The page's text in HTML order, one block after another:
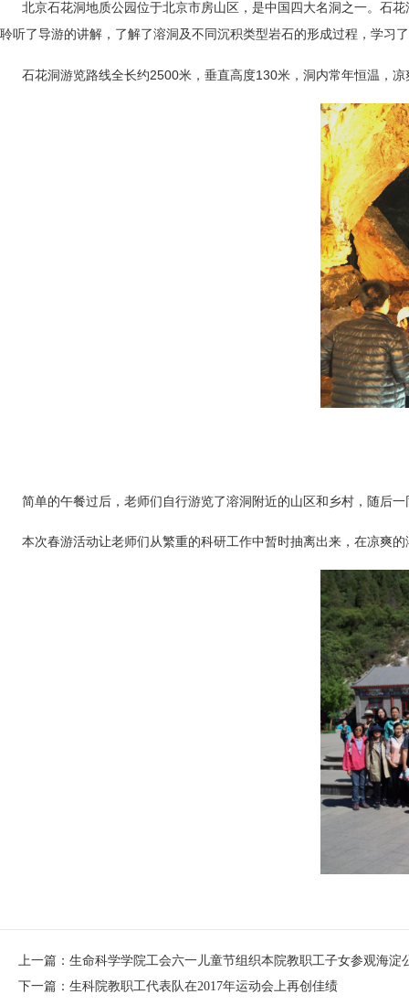
北京石花洞地质公园位于北京市房山区，是中国四大名洞之一。石
聆听了导游的讲解，了解了溶洞及不同沉积类型岩石的形成过程，学习
石花洞游览路线全长约2500米，垂直高度130米，洞内常年恒温，
简单的午餐过后，老师们自行游览了溶洞附近的山区和乡村，随后
本次春游活动让老师们从繁重的科研工作中暂时抽离出来，在凉爽
上一篇：生命科学学院工会六一儿童节组织本院教职工子女参观海淀
下一篇：生科院教职工代表队在2017年运动会上再创佳绩